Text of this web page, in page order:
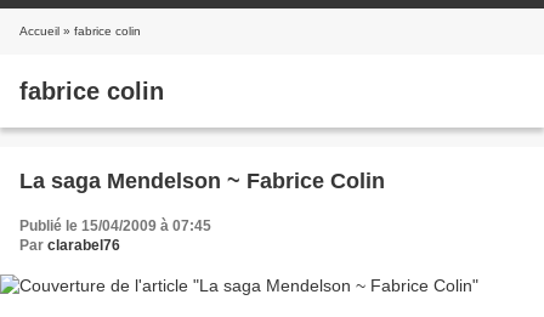
Accueil » fabrice colin
fabrice colin
La saga Mendelson ~ Fabrice Colin
Publié le 15/04/2009 à 07:45
Par clarabel76